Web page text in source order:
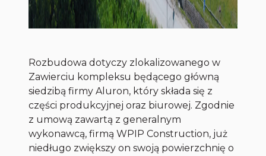
Rozbudowa dotyczy zlokalizowanego w
Zawierciu kompleksu będącego główną
siedzibą firmy Aluron, który składa się z
części produkcyjnej oraz biurowej. Zgodnie
z umową zawartą z generalnym
wykonawcą, firmą WPIP Construction, już
niedługo zwiększy on swoją powierzchnię o